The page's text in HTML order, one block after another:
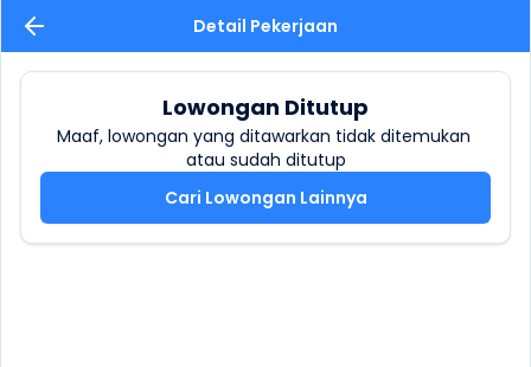
Detail Pekerjaan
Lowongan Ditutup
Maaf, lowongan yang ditawarkan tidak ditemukan
atau sudah ditutup
Cari Lowongan Lainnya